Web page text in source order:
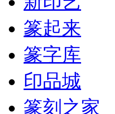
篆起来
篆字库
印品城
篆刻之家